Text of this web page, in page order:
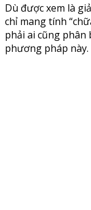
Dù được xem là
chỉ mang tính
phải ai cũng phân
phương pháp này.